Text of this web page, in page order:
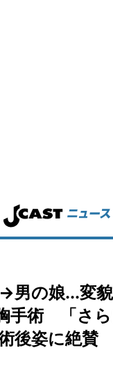
男の娘...変
手術 「さら
後姿に絶賛